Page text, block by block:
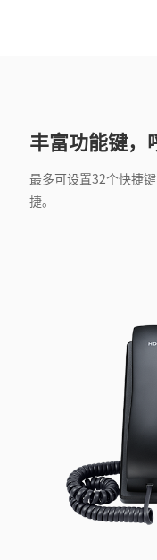
丰富功能键，
最多可设置32个快捷
捷。